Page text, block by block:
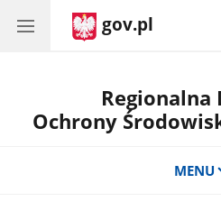
gov.pl
Regionalna
Ochrony
MENU